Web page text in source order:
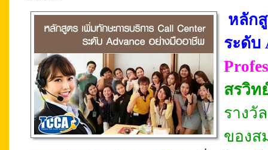
หลัก
ระดับ
สรวิท
รางวั
ของส